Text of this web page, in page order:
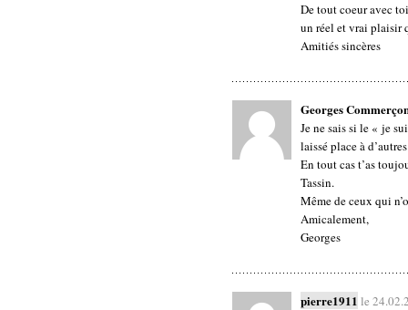
De tout coeur avec
un réel et vrai plaisir
Amitiés sincères
Georges
Je ne sais si le « je
laissé place à
En tout cas t’as
Tassin.
Même de ceux qui
Amicalement,
Georges
pierre1911 le